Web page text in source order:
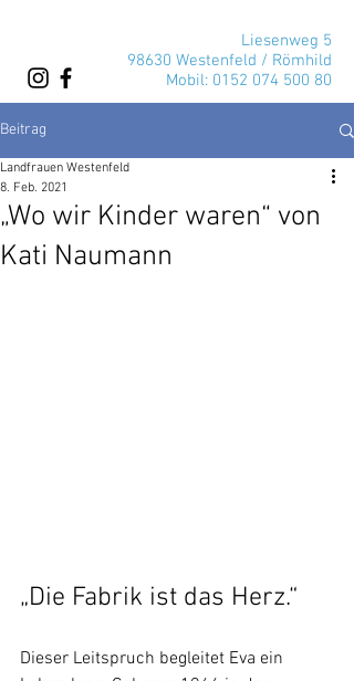
Liesenweg 5
98630 Westenfeld / Römhild
Mobil: 0152 074 500 80
Beitrag
„Wo wir Kinder waren“ von
Kati Naumann
Landfrauen Westenfeld
8. Feb. 2021
„Die Fabrik ist das Herz.“
Dieser Leitspruch begleitet Eva ein